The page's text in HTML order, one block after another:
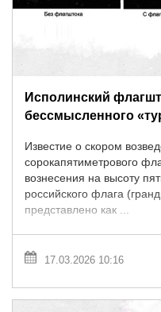
Исполинский
бессмысленного
Известие о скором
сорокапятиметрового
вознесения на высоту
российского флага
представлено как ...
17.03.2026 10:16